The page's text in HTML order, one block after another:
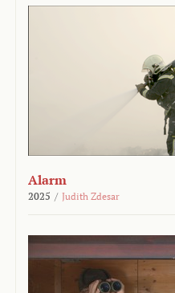
Alarm
2025 / Judith Zdesar